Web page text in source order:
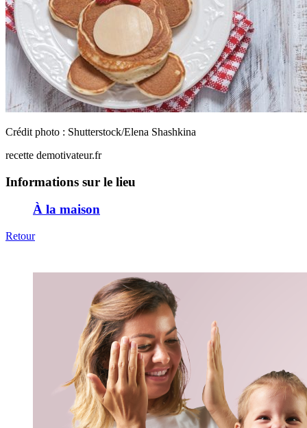
Crédit photo : Shutterstock/Elena Shashkina
recette demotivateur.fr
Informations sur le lieu
À la maison
Retour